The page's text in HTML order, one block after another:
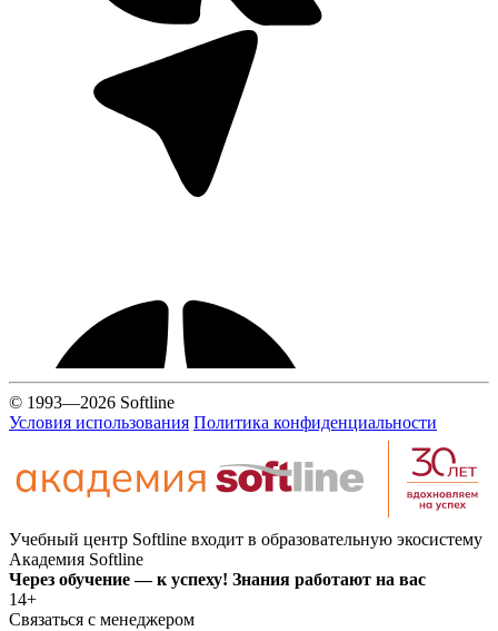
© 1993—2026 Softline
Условия использования Политика конфиденциальности
Учебный центр Softline входит в образовательную экосистему
Академия Softline
Через обучение — к успеху! Знания работают на вас
14+
Связаться с менеджером